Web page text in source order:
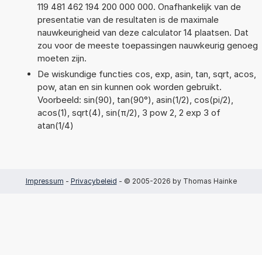
119 481 462 194 200 000 000. Onafhankelijk van de
presentatie van de resultaten is de maximale
nauwkeurigheid van deze calculator 14 plaatsen. Dat
zou voor de meeste toepassingen nauwkeurig genoeg
moeten zijn.
De wiskundige functies cos, exp, asin, tan, sqrt, acos,
pow, atan en sin kunnen ook worden gebruikt.
Voorbeeld: sin(90), tan(90°), asin(1/2), cos(pi/2),
acos(1), sqrt(4), sin(π/2), 3 pow 2, 2 exp 3 of
atan(1/4)
Impressum - Privacybeleid - © 2005-2026 by Thomas Hainke